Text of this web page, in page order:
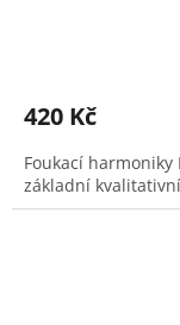
420 Kč
Foukací
základní